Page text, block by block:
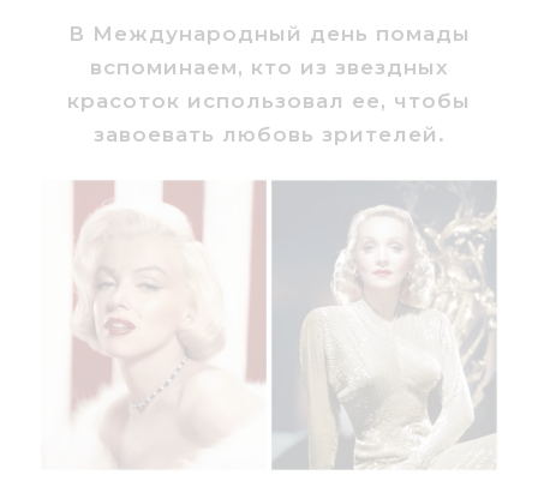
В Международный день помады
вспоминаем, кто из звездных
красоток использовал ее, чтобы
завоевать любовь зрителей.